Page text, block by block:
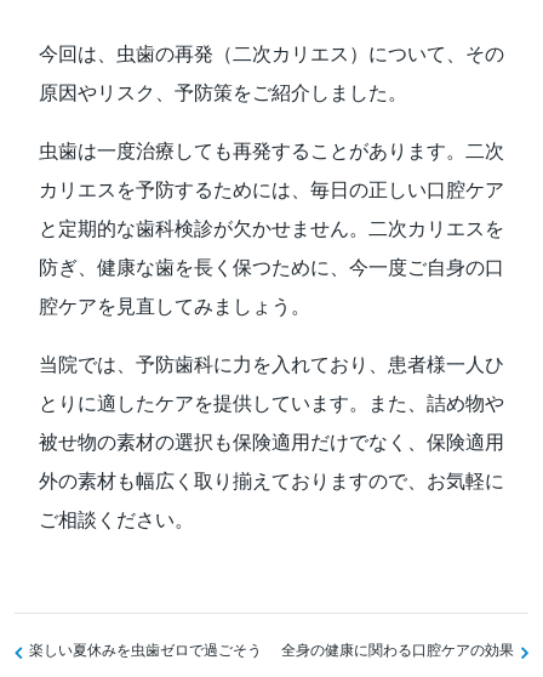
今回は、虫歯の再発（二次カリエス）について、その
原因やリスク、予防策をご紹介しました。
虫歯は一度治療しても再発することがあります。二次
カリエスを予防するためには、毎日の正しい口腔ケア
と定期的な歯科検診が欠かせません。二次カリエスを
防ぎ、健康な歯を長く保つために、今一度ご自身の口
腔ケアを見直してみましょう。
当院では、予防歯科に力を入れており、患者様一人ひ
とりに適したケアを提供しています。また、詰め物や
被せ物の素材の選択も保険適用だけでなく、保険適用
外の素材も幅広く取り揃えておりますので、お気軽に
ご相談ください。
投楽しい夏休みを虫歯ゼロで過ごそう 全身の健康に関わる口腔ケアの効果